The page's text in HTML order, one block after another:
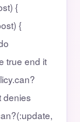
{
{
true end it
denies